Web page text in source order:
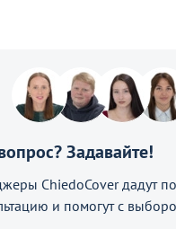
Задавайте!
ChiedoCover дадут
и помогут с